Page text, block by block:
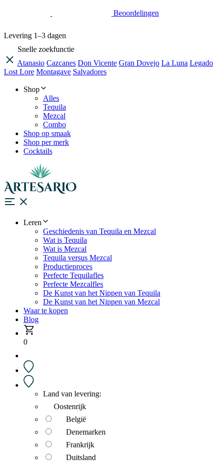
Beoordelingen
Levering 1–3 dagen
Snelle zoekfunctie
Atanasio Cazcanes Don Vicente Gran Dovejo La Luna Legado
Lost Lore Montagave Salvadores
Shop
Alles
Tequila
Mezcal
Combo
Shop op smaak
Shop per merk
Cocktails
Leren
Geschiedenis van Tequila en Mezcal
Wat is Tequila
Wat is Mezcal
Tequila versus Mezcal
Productieproces
Perfecte Tequilafles
Perfecte Mezcalfles
De Kunst van het Nippen van Tequila
De Kunst van het Nippen van Mezcal
Waar te kopen
Blog
0
Land van levering:
Oostenrijk
België
Denemarken
Frankrijk
Duitsland